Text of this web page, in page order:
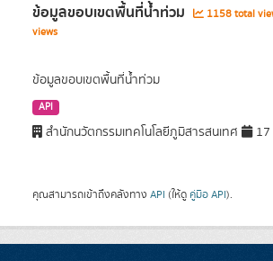
ข้อมูลขอบเขตพื้นที่น้ำท่วม 1158 total
views
ข้อมูลขอบเขตพื้นที่น้ำท่วม
API
สำนักนวัตกรรมเทคโนโลยีภูมิสารสนเทศ 17
คุณสามารถเข้าถึงคลังทาง API (ให้ดู คู่มือ API).